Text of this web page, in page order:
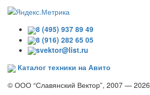
8 (495) 937 89 49
8 (916) 282 65 05
svektor@list.ru
Каталог техники на Авито
© ООО “Славянский Вектор”, 2007 — 2026